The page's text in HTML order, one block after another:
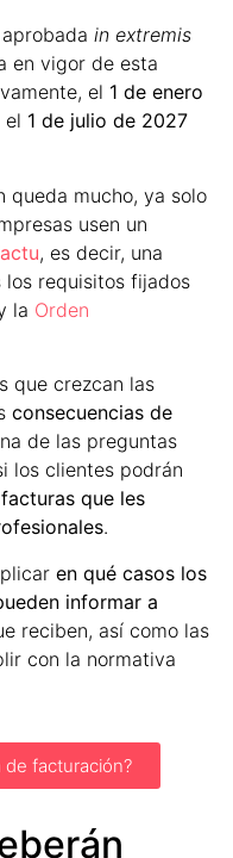
aprobada in extremis
en vigor de esta
el 1 de enero
el 1 de julio de 2027
queda mucho, ya solo
usen un
, es decir, una
los requisitos fijados
la Orden
que crezcan las
consecuencias de
de las preguntas
los clientes podrán
que les
.
en qué casos los
informar a
reciben, así como las
con la normativa
de facturación?